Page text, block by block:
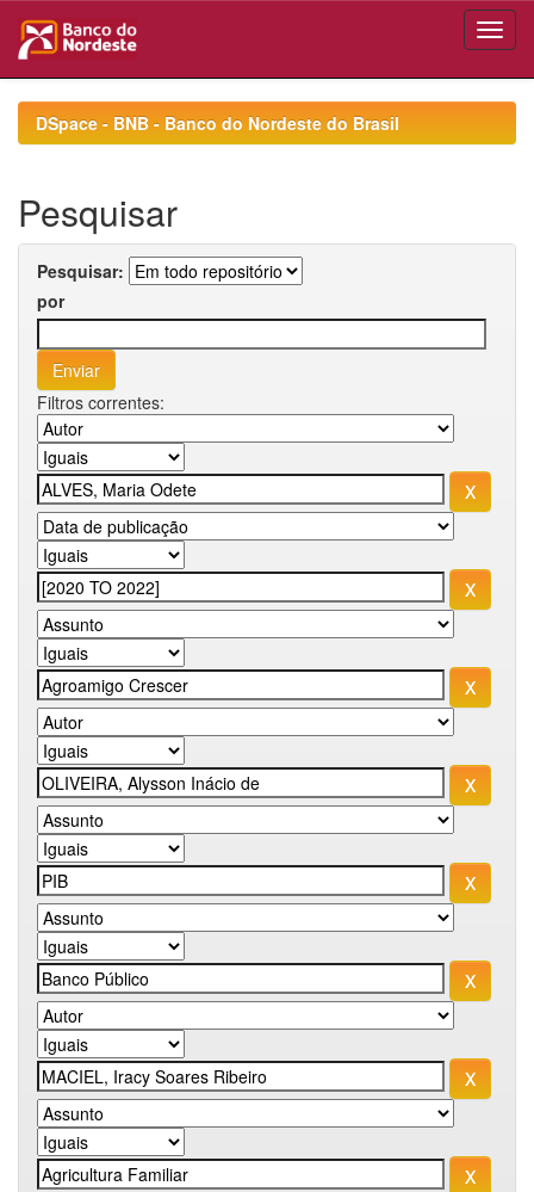
navigationDSpace - BNB - Banco do Nordeste do Brasil
Pesquisar
Pesquisar:
por
Filtros correntes: